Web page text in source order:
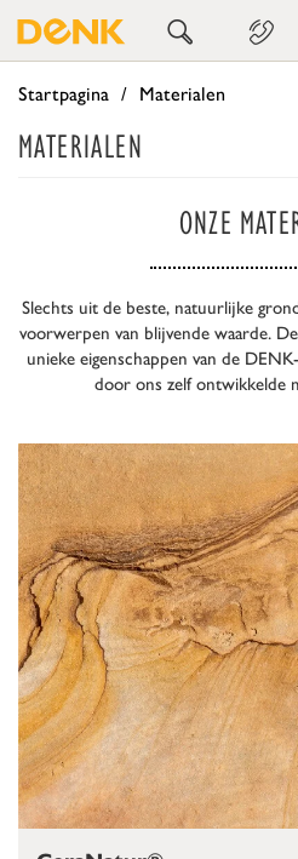
Startpagina Materialen
MATERIALEN
ONZE
Slechts uit de beste, natuurlijke
voorwerpen van blijvende waarde.
unieke eigenschappen van de
door ons zelf ontwikkelde